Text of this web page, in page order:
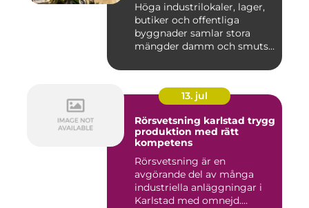
Höga industrilokaler, lager,
butiker och offentliga
byggnader samlar stora
mängder damm och smuts
13. jul
Rörsvetsning karlstad trygg
produktion med rätt
kompetens
Rörsvetsning är en
avgörande del av många
industriella anläggningar i
Karlstad med omnejd.